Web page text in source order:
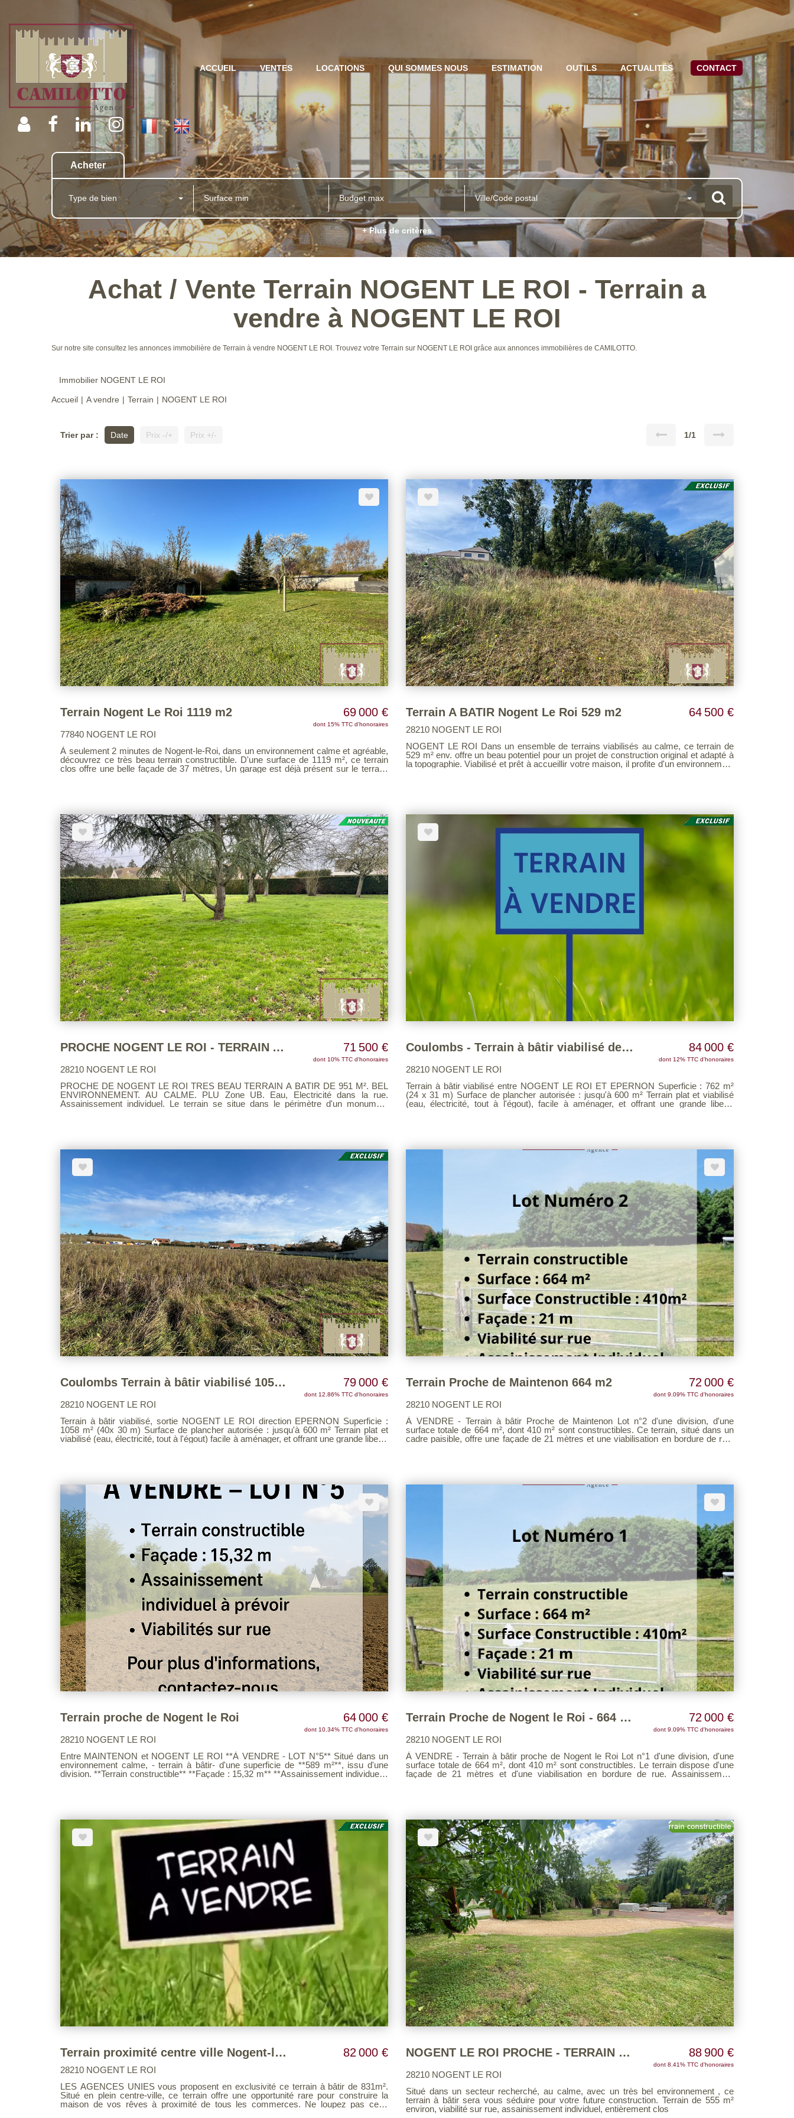
ACCUEIL VENTES LOCATIONS QUI SOMMES NOUS ESTIMATION OUTILS ACTUALITÉS CONTACT
Acheter
Type de bien Ville/Code postal
+ Plus de critères
Achat / Vente Terrain NOGENT LE ROI - Terrain a
vendre à NOGENT LE ROI
Sur notre site consultez les annonces immobilière de Terrain à vendre NOGENT LE ROI. Trouvez votre Terrain sur NOGENT LE ROI grâce aux annonces immobilières de CAMILOTTO.
Immobilier NOGENT LE ROI
Accueil A vendre Terrain NOGENT LE ROI
Trier par : Date Prix -/+ Prix +/- 1/1
Terrain Nogent Le Roi 1119 m2 69 000 €
dont 15% TTC d'honoraires
77840 NOGENT LE ROI
À seulement 2 minutes de Nogent-le-Roi, dans un environnement calme et agréable,
découvrez ce très beau terrain constructible. D'une surface de 1119 m², ce terrain
clos offre une belle façade de 37 mètres, Un garage est déjà présent sur le terrain.
Terrain A BATIR Nogent Le Roi 529 m2 64 500 €
28210 NOGENT LE ROI
NOGENT LE ROI Dans un ensemble de terrains viabilisés au calme, ce terrain de
529 m² env. offre un beau potentiel pour un projet de construction original et adapté à
la topographie. Viabilisé et prêt à accueillir votre maison, il profite d'un environnement
PROCHE NOGENT LE ROI - TERRAIN A BATIR DE 951 M² ENV. 71 500 €
dont 10% TTC d'honoraires
28210 NOGENT LE ROI
PROCHE DE NOGENT LE ROI TRES BEAU TERRAIN A BATIR DE 951 M². BEL
ENVIRONNEMENT. AU CALME. PLU Zone UB. Eau, Electricité dans la rue.
Assainissement individuel. Le terrain se situe dans le périmètre d'un monument
Coulombs - Terrain à bâtir viabilisé de 762 m² 84 000 €
dont 12% TTC d'honoraires
28210 NOGENT LE ROI
Terrain à bâtir viabilisé entre NOGENT LE ROI ET EPERNON Superficie : 762 m²
(24 x 31 m) Surface de plancher autorisée : jusqu'à 600 m² Terrain plat et viabilisé
(eau, électricité, tout à l'égout), facile à aménager, et offrant une grande liberté
Coulombs Terrain à bâtir viabilisé 1058 m² 79 000 €
dont 12.86% TTC d'honoraires
28210 NOGENT LE ROI
Terrain à bâtir viabilisé, sortie NOGENT LE ROI direction EPERNON Superficie :
1058 m² (40x 30 m) Surface de plancher autorisée : jusqu'à 600 m² Terrain plat et
viabilisé (eau, électricité, tout à l'égout) facile à aménager, et offrant une grande liberté
Terrain Proche de Maintenon 664 m2 72 000 €
dont 9.09% TTC d'honoraires
28210 NOGENT LE ROI
À VENDRE - Terrain à bâtir Proche de Maintenon Lot n°2 d'une division, d'une
surface totale de 664 m², dont 410 m² sont constructibles. Ce terrain, situé dans un
cadre paisible, offre une façade de 21 mètres et une viabilisation en bordure de rue.
Terrain proche de Nogent le Roi 64 000 €
dont 10.34% TTC d'honoraires
28210 NOGENT LE ROI
Entre MAINTENON et NOGENT LE ROI **À VENDRE - LOT N°5** Situé dans un
environnement calme, - terrain à bâtir- d'une superficie de **589 m²**, issu d'une
division. **Terrain constructible** **Façade : 15,32 m** **Assainissement individuel à
Terrain Proche de Nogent le Roi - 664 m2 72 000 €
dont 9.09% TTC d'honoraires
28210 NOGENT LE ROI
À VENDRE - Terrain à bâtir proche de Nogent le Roi Lot n°1 d'une division, d'une
surface totale de 664 m², dont 410 m² sont constructibles. Le terrain dispose d'une
façade de 21 mètres et d'une viabilisation en bordure de rue. Assainissement
Terrain proximité centre ville Nogent-le-Roi 82 000 €
28210 NOGENT LE ROI
LES AGENCES UNIES vous proposent en exclusivité ce terrain à bâtir de 831m².
Situé en plein centre-ville, ce terrain offre une opportunité rare pour construire la
maison de vos rêves à proximité de tous les commerces. Ne loupez pas cette
NOGENT LE ROI PROCHE - TERRAIN CONSNTRUCTIBLE 88 900 €
dont 8.41% TTC d'honoraires
28210 NOGENT LE ROI
Situé dans un secteur recherché, au calme, avec un très bel environnement , ce
terrain à bâtir sera vous séduire pour votre future construction. Terrain de 555 m²
environ, viabilité sur rue, assainissement individuel, entièrement clos